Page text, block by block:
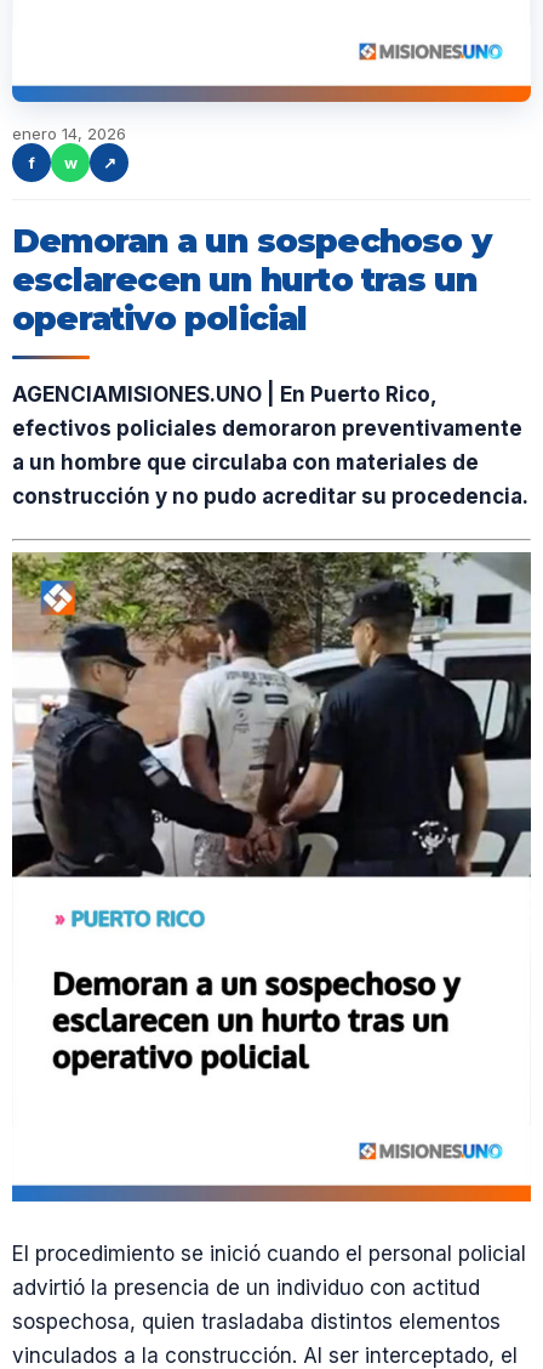
enero 14, 2026
f
w ↗
Demoran a un sospechoso y
esclarecen un hurto tras un
operativo policial
AGENCIAMISIONES.UNO | En Puerto Rico,
efectivos policiales demoraron preventivamente
a un hombre que circulaba con materiales de
construcción y no pudo acreditar su procedencia.
El procedimiento se inició cuando el personal policial
advirtió la presencia de un individuo con actitud
sospechosa, quien trasladaba distintos elementos
vinculados a la construcción. Al ser interceptado, el